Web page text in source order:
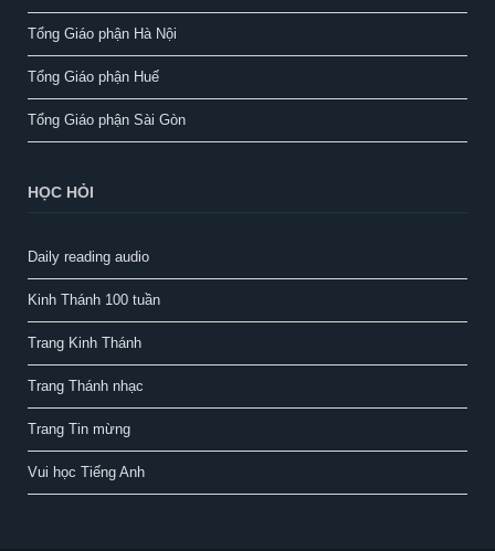
Tổng Giáo phận Hà Nội
Tổng Giáo phận Huế
Tổng Giáo phận Sài Gòn
HỌC HỎI
Daily reading audio
Kinh Thánh 100 tuần
Trang Kinh Thánh
Trang Thánh nhạc
Trang Tin mừng
Vui học Tiếng Anh